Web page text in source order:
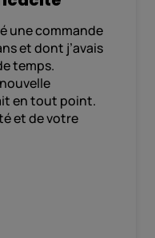
une commande
et dont j’avais
temps.
en tout point.
et de votre